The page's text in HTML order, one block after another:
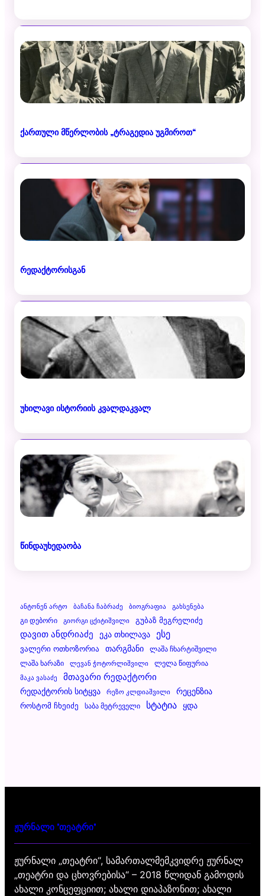
ქართული მწერლობის „ტრაგედია უგმიროთ“
რედაქტორისგან
უხილავი ისტორიის კვალდაკვალ
წინდაუხედაობა
Ანტონენ Არტო Ბაჩანა Ჩაბრაძე Ბიოგრაფია
Გახსენება
Გი Დებორი
Გიორგი Ცქიტიშვილი Გუბაზ Მეგრელიძე
Დავით Ანდრიაძე Ეკა Თხილავა Ესე
Ვალერი Ოთხოზორია Თარგმანი Ლაშა Ჩხარტიშვილი
Ლაშა Ხარაზი Ლევან Ჭოტორლიშვილი
Ლელა Წიფურია
Მაკა Ვასაძე
Მთავარი Რედაქტორი
Რედაქტორის Სიტყვა Რეზო Კლდიაშვილი Რეცენზია
Როსტომ Ჩხეიძე Საბა Მეტრეველი Სტატია Ყდა
ჟურნალი "თეატრი"
ჟურნალი „თეატრი“, სამართალმემკვიდრე ჟურნალ
„თეატრი და ცხოვრებისა“ – 2018 წლიდან გამოდის
ახალი კონცეფციით; ახალი დიაპაზონით; ახალი